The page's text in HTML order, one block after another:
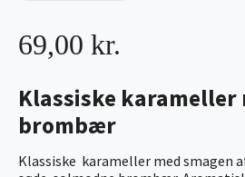
Klassiske karameller
brombær
Klassiske karameller med smagen
69,00 kr.